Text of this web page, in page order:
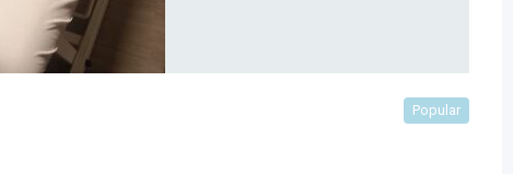
Popular